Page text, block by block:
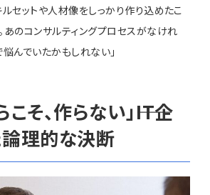
ルセットや人材像をしっかり作り込めたこ
あのコンサルティングプロセスがなけれ
んでいたかもしれない」
そ、作らない」――IT企
理的な決断